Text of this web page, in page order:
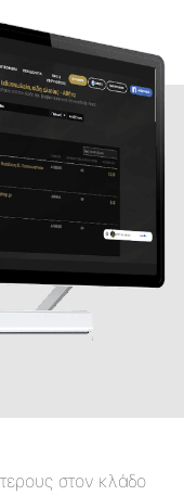
στον κλάδο